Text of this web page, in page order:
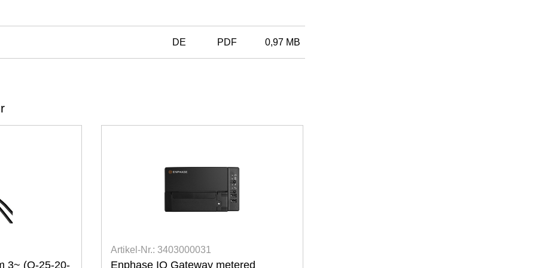
DE PDF 0,97 MB
3~ (Q-25-20-
Artikel-Nr.: 3403000031
Enphase IQ Gateway metered